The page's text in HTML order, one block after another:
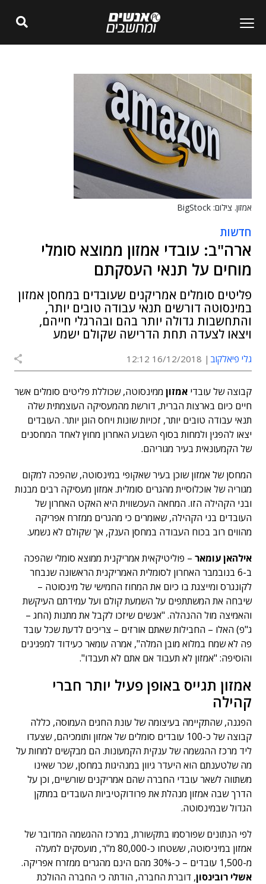
אמזון. צילום: BigStock
חדשות
ארה"ב: עובדי אמזון ממוצא סומלי
מוחים על תנאי העסקתם
פליטים סומלים אמריקנים שעובדים במחסן אמזון
במינסוטה דורשים תנאי עבודה טובים יותר,
והתחשבות גדולה יותר בהם ובהרגלי חייהם,
ויצאו לצעדה תחת הדרישה שקולם ישמע
גלי פיאלקוב 16/12/2018 12:12
קבוצה של עובדי אמזון ממינסוטה, שכוללת פליטים סומלים אשר
חיים כיום בארצות הברית, דורשת מהמעסיקה העוצמתית שלה
תנאי עבודה טובים יותר, זכויות שונות ויחס הוגן יותר. העובדים
יצאו להפגין ולמחות בסוף השבוע האחרון מחוץ לאחד המחסנים
של הקמעונאית בעיר מגוריהם.
המחסן של אמזון שוכן בעיר שאקופי במינסוטה, שהפכה למקום
מגוריה של אוכלוסיית מהגרים סומלית. אמזון מעסיקה רבים מבנות
ובני הקהילה הזו. המחאה העכשווית היא האקט האחרון של
העובדים בני הקהילה, שאומרים כי מהגרים ממזרח אפריקה
מהווים רוב בכוח העבודה במחסן הענק, אך שקולם לא נשמע.
אילהאן עומאר – פוליטיקאית אמריקנית ממוצא סומלי שהפכה
ב-6 בנובמבר האחרון לסומלית האמריקנית הראשונה שנבחר
לקונגרס ומייצגת בו כיום את המחוז החמישי של מינסוטה –
שיבחה את המשתתפים על השמעת קולם ועל עמידתם העיקשת
והאמיצה מול ההנהלה. "אנשים שיזכו לקבל את מתנות (החג –
ג"פ) האלו – החבילות שאתם אורזים – צריכים לדעת שכל עובד
פה לא שמח במלוא מובן המלה", אמרה עומאר כעידוד למפגינים
והוסיפה: "אמזון לא תעבוד אם אתם לא תעבדו".
אמזון תגייס באופן פעיל יותר חברי
קהילה
הפגנה, שהתקיימה בעיצומה של עונת החגים העמוסה, כללה
קבוצה של כ-100 עובדים סומלים של אמזון ותומכיהם, שצעדו
ליד מרכז ההגשמה של ענקית הקמעונות. הם מבקשים למחות על
מה שלטענתם הוא היעדר גיוון במנהיגות במחסן, שכר שאינו
משתווה לשאר עובדי החברה שהם אמריקנים שורשיים, וכן על
הדרך שבה אמזון מנהלת את פרודוקטיביות העובדים במתקן
הגדול שבמינסוטה.
לפי הנתונים שפורסמו בתקשורת, במרכז ההגשמה המדובר של
אמזון במיניסוטה, ששטחו כ-80,000 מ"ר, מועסקים למעלה
מ-1,500 עובדים – כ-30% מהם הינם מהגרים ממזרח אפריקה.
אשלי רובינסון, דוברת החברה, הודתה כי החברה ההולכת